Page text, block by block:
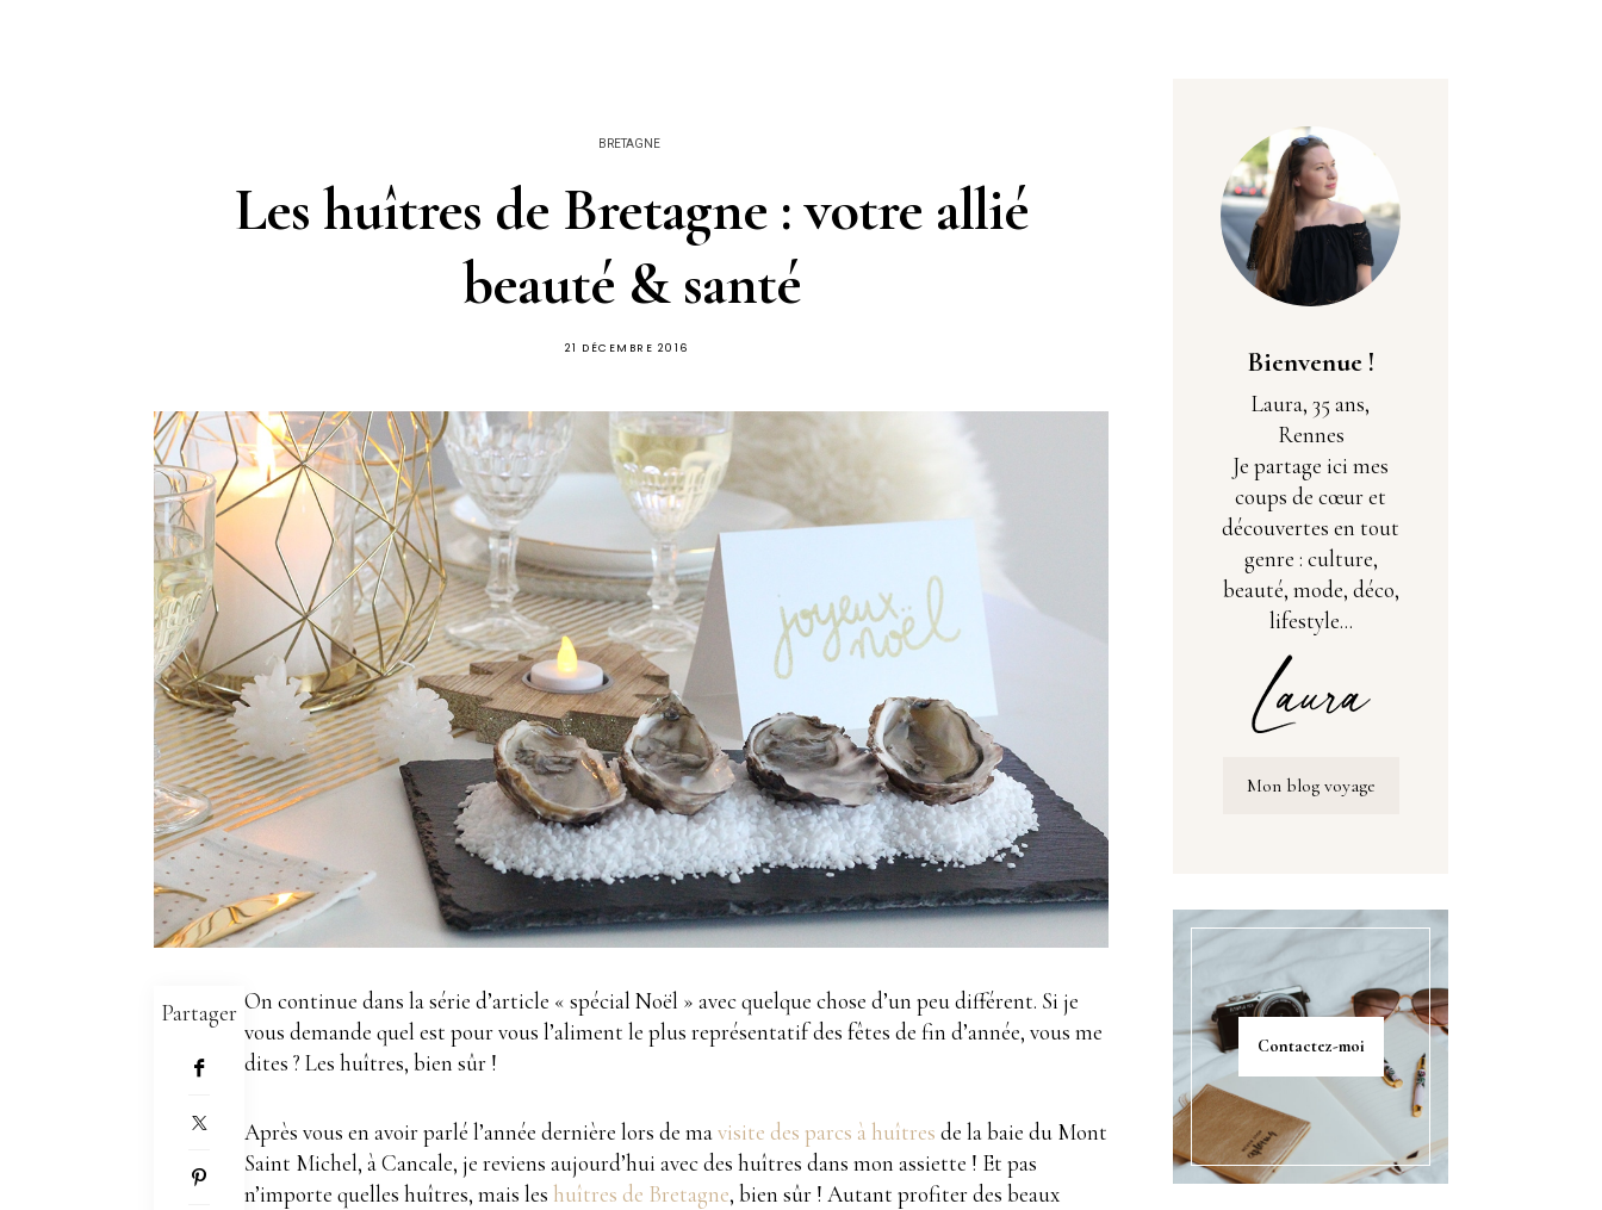
BRETAGNE
Les huîtres de Bretagne : votre allié
beauté & santé
21 DÉCEMBRE 2016
Partager On continue dans la série d’article « spécial Noël » avec quelque chose d’un peu différent. Si je
vous demande quel est pour vous l’aliment le plus représentatif des fêtes de fin d’année, vous me
dites ? Les huîtres, bien sûr !
Après vous en avoir parlé l’année dernière lors de mavisite des parcs à huîtres de la baie du Mont
Saint Michel, à Cancale, je reviens aujourd’hui avec des huîtres dans mon assiette ! Et pas
n’importe quelles huîtres, mais leshuîtres de Bretagne, bien sûr ! Autant profiter des beaux
Bienvenue !
Laura, 35 ans,
Rennes
Je partage ici mes
coups de cœur et
découvertes en tout
genre : culture,
beauté, mode, déco,
lifestyle...
Mon blog voyage
Contactez-moi